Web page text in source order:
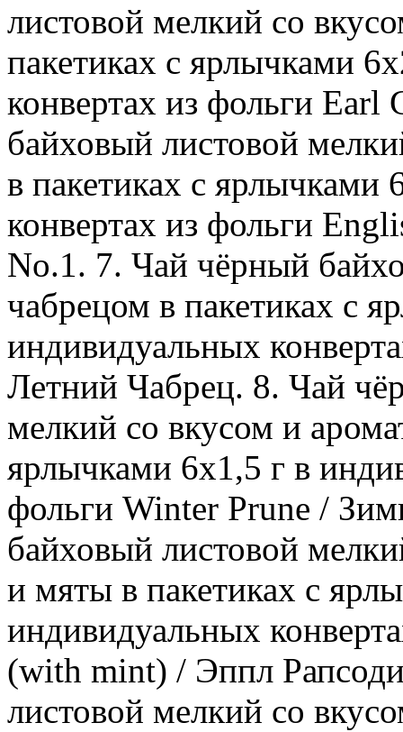
листовой мелкий со
пакетиках с ярлычками
конвертах из фольги
байховый листовой
в пакетиках с ярлычками
конвертах из фольги
No.1. 7. Чай чёрный
чабрецом в пакетиках с
индивидуальных
Летний Чабрец. 8. Чай
мелкий со вкусом и
ярлычками 6х1,5 г в
фольги Winter Prune /
байховый листовой
и мяты в пакетиках с
индивидуальных
(with mint) / Эппл
листовой мелкий со